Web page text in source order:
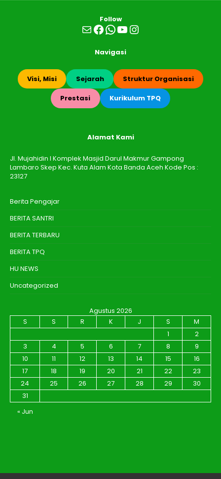
Follow
MailFacebook
WhatsApp
YouTube
Instagram
Navigasi
Visi, Misi Sejarah Struktur Organisasi
Prestasi Kurikulum TPQ
Alamat Kami
Jl. Mujahidin I Komplek Masjid Darul Makmur Gampong
Lambaro Skep Kec. Kuta Alam Kota Banda Aceh Kode Pos :
23127
Berita Pengajar
BERITA SANTRI
BERITA TERBARU
BERITA TPQ
HU NEWS
Uncategorized
Agustus 2026
S
S R K J S
M
1
2
3
4 5 6 7 8
9
10
11 12 13 14 15
16
17
18 19 20 21 22
23
24
25 26 27 28 29
30
31
« Jun